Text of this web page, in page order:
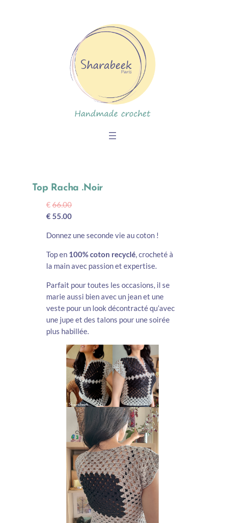
Top Racha .Noir
€66.00
€ 55.00
Donnez une seconde vie au coton !
Top en 100% coton recyclé, crocheté à
la main avec passion et expertise.
Parfait pour toutes les occasions, il se
marie aussi bien avec un jean et une
veste pour un look décontracté qu’avec
une jupe et des talons pour une soirée
plus habillée.